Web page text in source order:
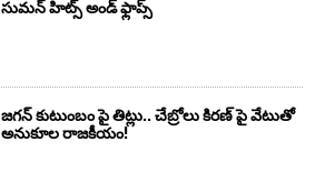
సుమ‌న్ హిట్స్ అండ్ ఫ్లాప్స్‌
జగన్ కుటుంబం పై తిట్లు.. చేబ్రోలు కిరణ్ పై వేటుతో
అనుకూల రాజకీయం!